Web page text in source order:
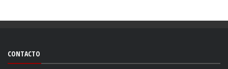
CONTACTO